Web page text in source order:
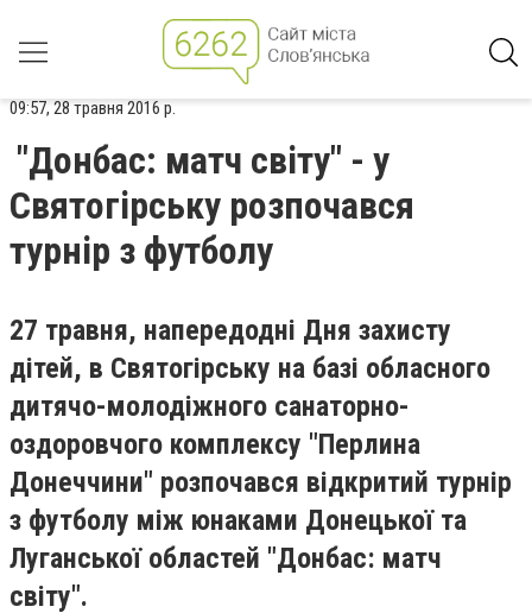
09:57, 28 травня 2016 р.
"Донбас: матч світу" - у
Святогірську розпочався
турнір з футболу
27 травня, напередодні Дня захисту
дітей, в Святогірську на базі обласного
дитячо-молодіжного санаторно-
оздоровчого комплексу "Перлина
Донеччини" розпочався відкритий турнір
з футболу між юнаками Донецької та
Луганської областей "Донбас: матч
світу".